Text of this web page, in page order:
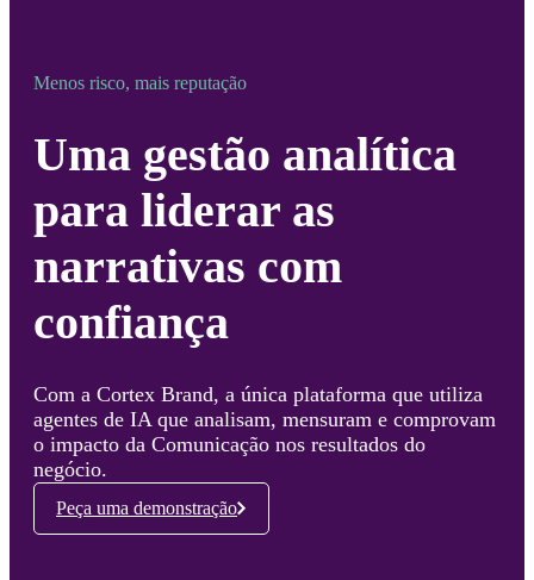
Menos risco, mais reputação
Uma gestão analítica
para liderar as
narrativas com
confiança
Com a Cortex Brand, a única plataforma que utiliza
agentes de IA que analisam, mensuram e comprovam
o impacto da Comunicação nos resultados do
negócio.
Peça uma demonstração